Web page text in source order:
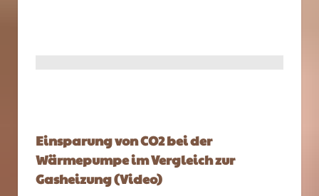
Einsparung von CO2 bei der
Wärmepumpe im Vergleich zur
Gasheizung (Video)